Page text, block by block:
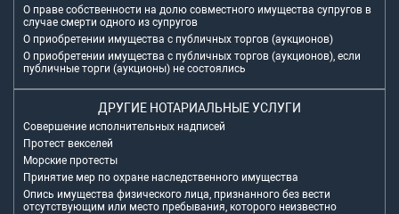
О праве собственности на долю совместного имущества супругов в
случае смерти одного из супругов
О приобретении имущества с публичных торгов (аукционов)
О приобретении имущества с публичных торгов (аукционов), если
публичные торги (аукционы) не состоялись
ДРУГИЕ НОТАРИАЛЬНЫЕ УСЛУГИ
Совершение исполнительных надписей
Протест векселей
Морские протесты
Принятие мер по охране наследственного имущества
Опись имущества физического лица, признанного без вести
отсутствующим или место пребывания, которого неизвестно